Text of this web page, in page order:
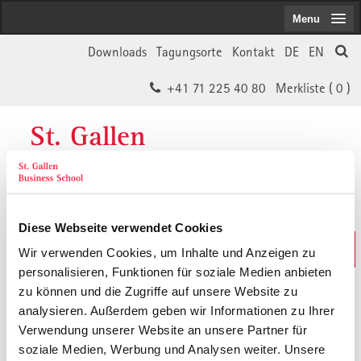
Diese Webseite verwendet Cookies
Wir verwenden Cookies, um Inhalte und Anzeigen zu
personalisieren, Funktionen für soziale Medien anbieten
zu können und die Zugriffe auf unsere Website zu
analysieren. Außerdem geben wir Informationen zu Ihrer
Verwendung unserer Website an unsere Partner für
soziale Medien, Werbung und Analysen weiter. Unsere
EN
DE
Kontakt
Tagungsorte
Downloads
Merkliste ( 0 )
+41 71 225 40 80
St. Gallen
Business School
Weiterbildungs-Suche
In 30 Sekunden das Passende finden
Menu
Der von Ihnen gesuchte Inhalt ist